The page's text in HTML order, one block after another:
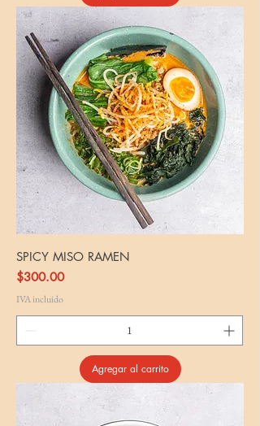
SPICY MISO RAMEN
Precio
$300.00
IVA incluido
Agregar al carrito